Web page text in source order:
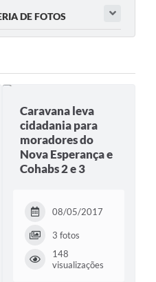
DE FOTOS
Caravana leva
cidadania para
moradores do
Nova Esperança e
Cohabs 2 e 3
08/05/2017
3 fotos
148
visualizações